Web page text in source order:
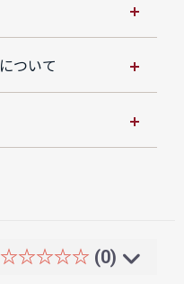
ついて
☆☆☆☆☆ (0)